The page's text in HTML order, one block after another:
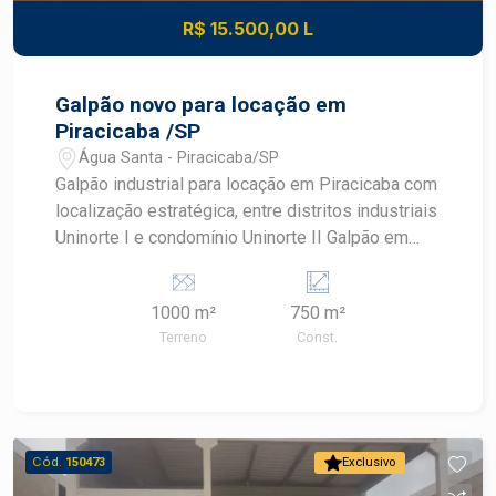
R$ 15.500,00 L
Galpão novo para locação em
Piracicaba /SP
Água Santa - Piracicaba/SP
Galpão industrial para locação em Piracicaba com
localização estratégica, entre distritos industriais
Uninorte I e condomínio Uninorte II Galpão em
aproximadamente 800m² de área construída,
sendo a área do terreno de 1.000m²; - Pé direito
de 9m; - porta de 6m x 5m; - Piso de alta
para suas atividades industriais. Agende sua
visita.
1000 m²
Terreno
750 m²
Const.
Exclusivo
Cód. 150473